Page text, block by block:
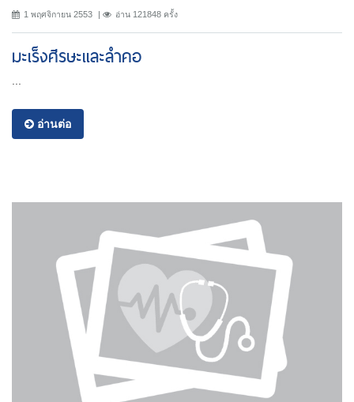
1 พฤศจิกายน 2553 อ่าน 121848 ครั้ง
มะเร็งศีรษะและลำคอ
อ่านต่อ